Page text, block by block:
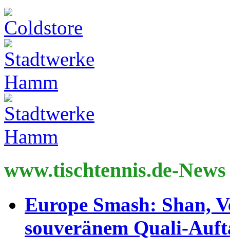
www.tischtennis.de-News
Europe Smash: Shan,
souveränem Quali-